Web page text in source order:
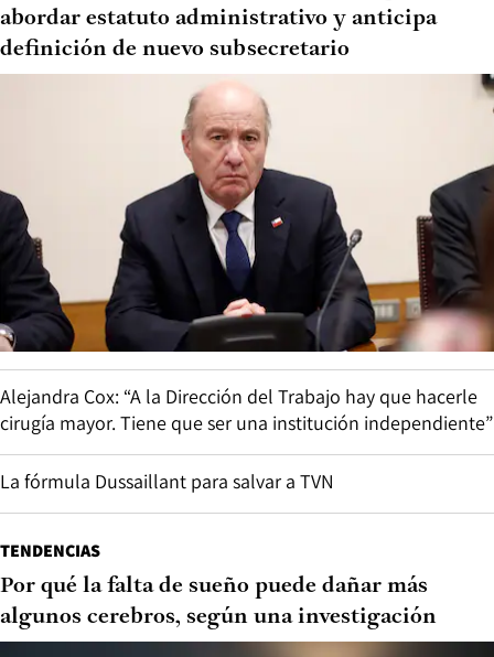
abordar estatuto administrativo y anticipa
definición de nuevo subsecretario
Alejandra Cox: “A la Dirección del Trabajo hay que hacerle
cirugía mayor. Tiene que ser una institución independiente”
La fórmula Dussaillant para salvar a TVN
TENDENCIAS
Por qué la falta de sueño puede dañar más
algunos cerebros, según una investigación